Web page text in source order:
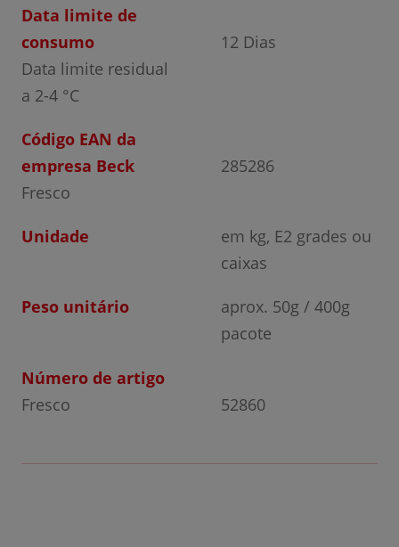
Data limite de
consumo
Data limite residual
a 2-4 °C
12 Dias
Código EAN da
empresa Beck
Fresco
285286
Unidade
em kg, E2 grades ou
caixas
Peso unitário
aprox. 50g / 400g
pacote
Número de artigo
Fresco
52860